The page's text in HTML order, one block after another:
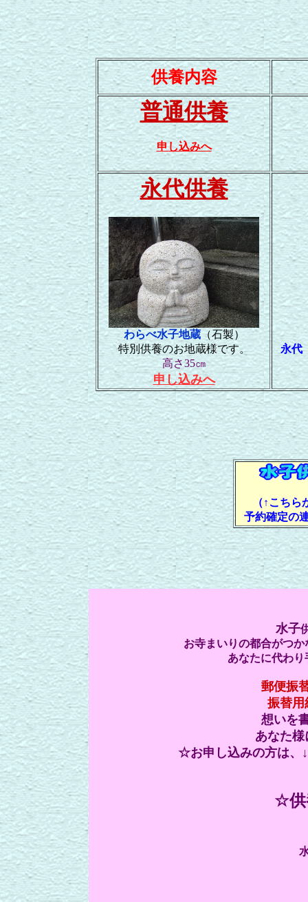
（↑こち
予約確定の
水子
お寺まいりの都合がつ
あなたに代わ
郵便振
振替用
想いを
あなた
☆お申し込みの方は、
☆
供養内容
普通供養
申し込みへ
永代供養
わらべ水子地蔵（石製）
特別供養のお地蔵様です。
高さ35㎝
申し込みへ
永代